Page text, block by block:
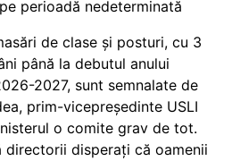
perioadă nedeterminată
de clase și posturi, cu 3
până la debutul anului
2027, sunt semnalate de
prim-vicepreședinte USLI
o comite grav de tot.
directorii disperați că oamenii